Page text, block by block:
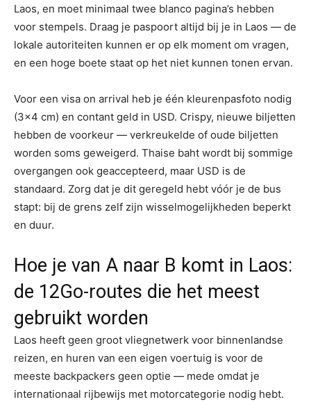
Laos, en moet minimaal twee blanco pagina’s hebben
voor stempels. Draag je paspoort altijd bij je in Laos — de
lokale autoriteiten kunnen er op elk moment om vragen,
en een hoge boete staat op het niet kunnen tonen ervan.
Voor een visa on arrival heb je één kleurenpasfoto nodig
(3×4 cm) en contant geld in USD. Crispy, nieuwe biljetten
hebben de voorkeur — verkreukelde of oude biljetten
worden soms geweigerd. Thaise baht wordt bij sommige
overgangen ook geaccepteerd, maar USD is de
standaard. Zorg dat je dit geregeld hebt vóór je de bus
stapt: bij de grens zelf zijn wisselmogelijkheden beperkt
en duur.
Hoe je van A naar B komt in Laos:
de 12Go-routes die het meest
gebruikt worden
Laos heeft geen groot vliegnetwerk voor binnenlandse
reizen, en huren van een eigen voertuig is voor de
meeste backpackers geen optie — mede omdat je
internationaal rijbewijs met motorcategorie nodig hebt.